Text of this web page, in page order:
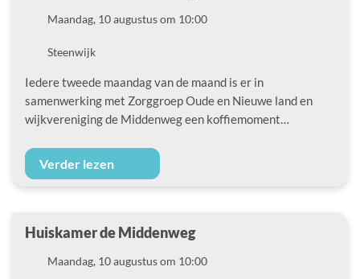
DatumMaandag, 10 augustus om 10:00
LocatieSteenwijk
Iedere tweede maandag van de maand is er in
samenwerking met Zorggroep Oude en Nieuwe land en
wijkvereniging de Middenweg een koffiemoment…
Verder lezen
Huiskamer de Middenweg
DatumMaandag, 10 augustus om 10:00